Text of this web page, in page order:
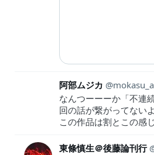
阿部ムジカ
なんつーーーか「不連
回の話が繋がってない
この作品は割とこの感
東條慎生＠後藤論刊行